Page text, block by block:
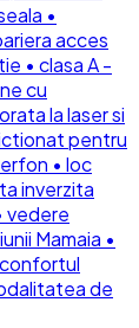
•
acces
• clasa A -
cu
la laser si
pentru
• loc
inverzita
vedere
Mamaia •
de